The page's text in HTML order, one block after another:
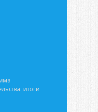
итоги